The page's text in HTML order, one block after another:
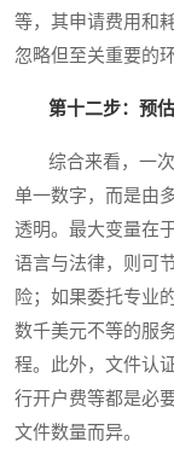
等，其申请费用和
忽略但至关重要的环
第十二步：预
综合来看，一次
单一数字，而是由
透明。最大变量在
语言与法律，则可
险；如果委托专业
数千美元不等的服
程。此外，文件认
行开户费等都是必
文件数量而异。